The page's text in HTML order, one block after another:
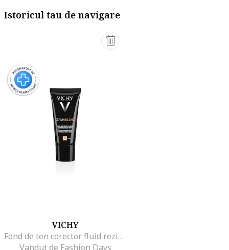
Istoricul tau de navigare
VICHY
Fond de ten corector fluid rezistenta 16h SPF 35 Dermablend pentru tenul normal sau uscat, 30 ml, Opal
Vandut de Fashion Days